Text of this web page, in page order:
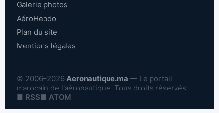
Galerie photos
AéroHebdo
Plan du site
Mentions légales
© 2006–2026 Aeronautique.ma — Le portail
marocain de l'aéronautique. Tous droits réservés.
■ RSS■ ATOM